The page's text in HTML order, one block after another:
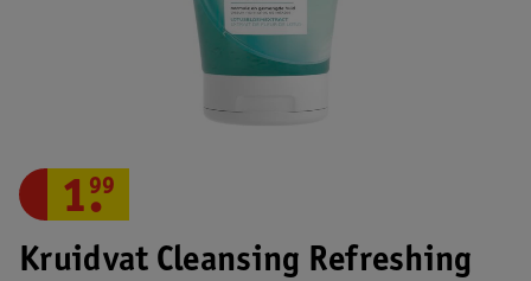
Kruidvat Cleansing Refreshing
1.
99